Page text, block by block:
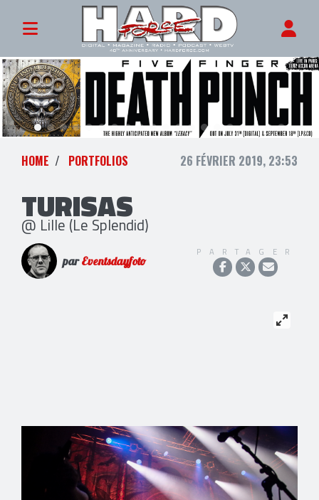
HOME PORTFOLIOS 26 FÉVRIER 2019, 23:53
TURISAS
@ Lille (Le Splendid)
parEventsdayfoto
PARTAGER